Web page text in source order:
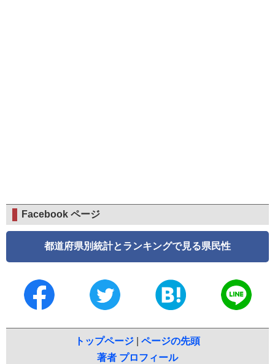
Facebook ページ
都道府県別統計とランキングで見る県民性
トップページ
ページの先頭
著者 プロフィール